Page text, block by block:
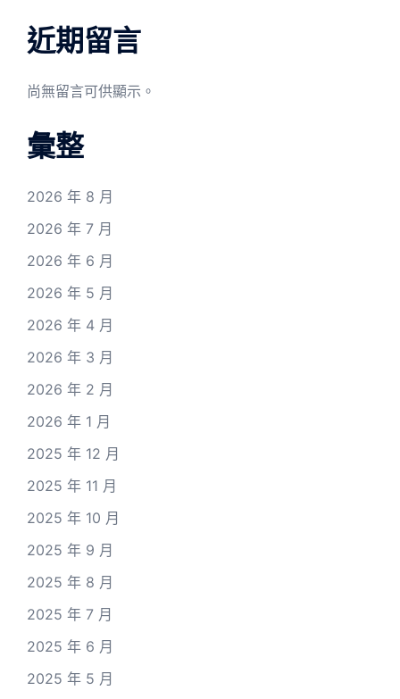
近期留言
尚無留言可供顯示。
彙整
2026 年 8 月
2026 年 7 月
2026 年 6 月
2026 年 5 月
2026 年 4 月
2026 年 3 月
2026 年 2 月
2026 年 1 月
2025 年 12 月
2025 年 11 月
2025 年 10 月
2025 年 9 月
2025 年 8 月
2025 年 7 月
2025 年 6 月
2025 年 5 月